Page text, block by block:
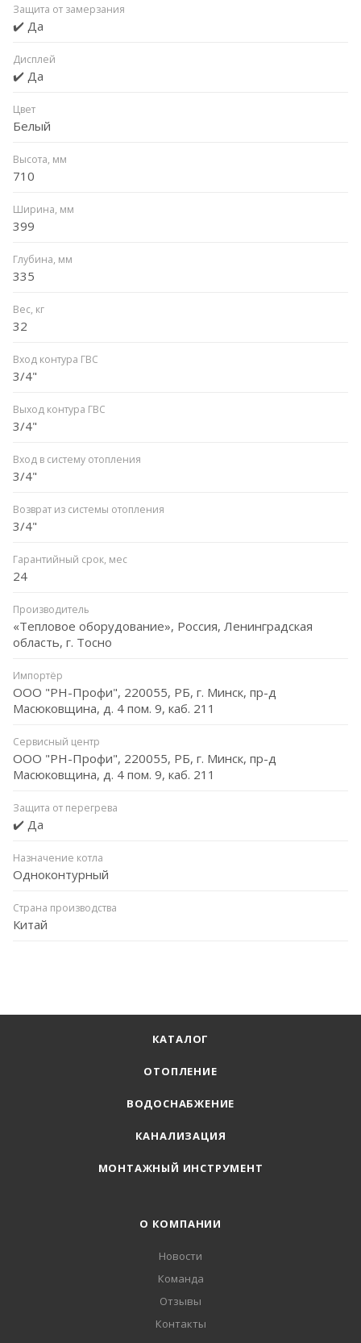
Защита от замерзания
✔️ Да
Дисплей
✔️ Да
Цвет
Белый
Высота, мм
710
Ширина, мм
399
Глубина, мм
335
Вес, кг
32
Вход контура ГВС
3/4"
Выход контура ГВС
3/4"
Вход в систему отопления
3/4"
Возврат из системы отопления
3/4"
Гарантийный срок, мес
24
Производитель
«Тепловое оборудование», Россия, Ленинградская
область, г. Тосно
Импортёр
ООО "РН-Профи", 220055, РБ, г. Минск, пр-д
Масюковщина, д. 4 пом. 9, каб. 211
Сервисный центр
ООО "РН-Профи", 220055, РБ, г. Минск, пр-д
Масюковщина, д. 4 пом. 9, каб. 211
Защита от перегрева
✔️ Да
Назначение котла
Одноконтурный
Страна производства
Китай
КАТАЛОГ
ОТОПЛЕНИЕ
ВОДОСНАБЖЕНИЕ
КАНАЛИЗАЦИЯ
МОНТАЖНЫЙ ИНСТРУМЕНТ
О КОМПАНИИ
Новости
Команда
Отзывы
Контакты